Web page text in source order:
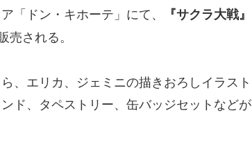
「ドン・キホーテ」にて、
『サクラ大戦』
される。
、エリカ、ジェミニの描きおろしイラスト
ド、タペストリー、缶バッジセットなどが